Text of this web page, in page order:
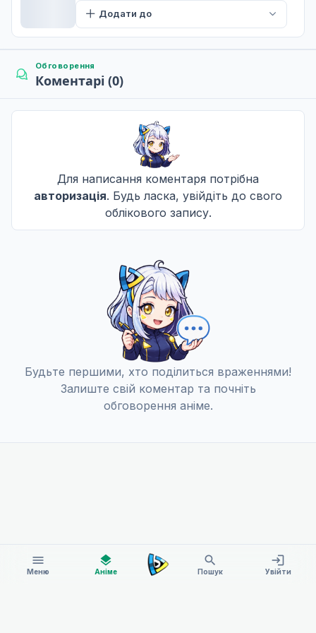
menu
Меню
layers
Аніме
search
Пошук
login
Увійти
Додати до
Обговорення
Коментарі (0)
Для написання коментаря потрібна
авторизація. Будь ласка, увійдіть до свого
облікового запису.
Будьте першими, хто поділиться враженнями!
Залиште свій коментар та почніть
обговорення аніме.